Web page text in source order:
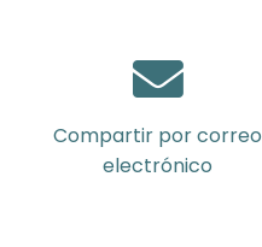
Compartir por correo
electrónico